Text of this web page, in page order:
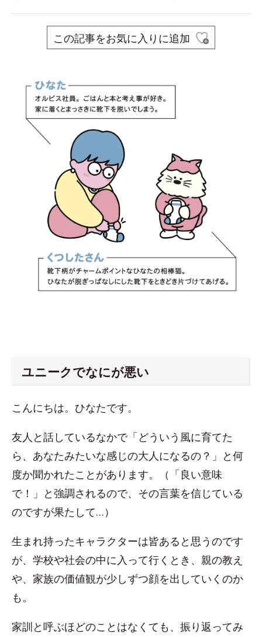
この記事をお気に入りに追加
ユニークでなにが悪い
こんにちは。ひなたです。
友人と話しているなかで「どういう風に育てた
ら、あなたみたいな感じの大人になるの？」と何
度か聞かれたことがあります。（「良い意味
で！」と強調されるので、その言葉を信じている
のですが果たして…）
生まれ持ったキャラクターは皆あると思うのです
が、学校や社会の中に入って行くとき、親の教え
や、家族の価値観が少しずつ顔を出していくのか
も。
家訓と呼ぶほどのことはなくても、振り返ってみ